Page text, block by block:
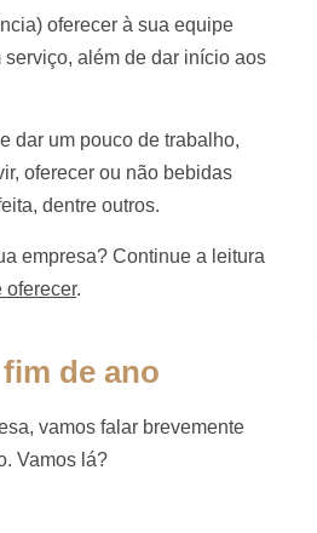
oferecer à sua equipe
além de dar início aos
dar um pouco de trabalho,
oferecer ou não bebidas
dentre outros.
empresa? Continue a leitura
oferecer.
de ano
vamos falar brevemente
Vamos lá?